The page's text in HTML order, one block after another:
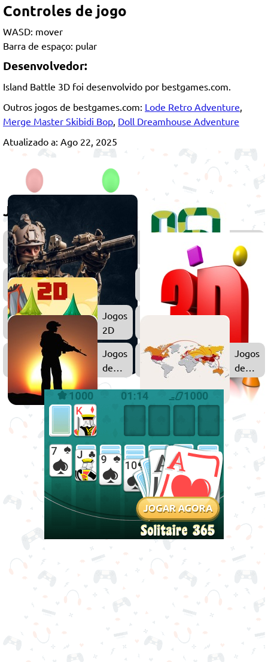
Controles de jogo
WASD: mover
Barra de espaço: pular
Desenvolvedor:
Island Battle 3D foi desenvolvido por bestgames.com.
Outros jogos de bestgames.com: Lode Retro Adventure
Merge Master Skibidi Bop Doll Dreamhouse Adventure
Atualizado a: Ago 22, 2025
Jogue também
Multiplayer
da
Jogos
Jogos
Jogos
2D
Jogos
de
Ação
Jogos
de